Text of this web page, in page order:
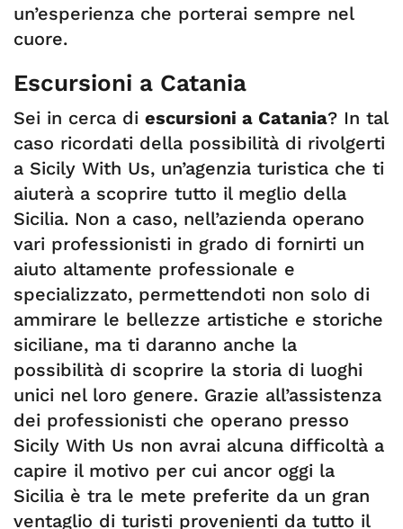
un’esperienza che porterai sempre nel
cuore.
Escursioni a Catania
Sei in cerca di escursioni a Catania? In tal
caso ricordati della possibilità di rivolgerti
a Sicily With Us, un’agenzia turistica che ti
aiuterà a scoprire tutto il meglio della
Sicilia. Non a caso, nell’azienda operano
vari professionisti in grado di fornirti un
aiuto altamente professionale e
specializzato, permettendoti non solo di
ammirare le bellezze artistiche e storiche
siciliane, ma ti daranno anche la
possibilità di scoprire la storia di luoghi
unici nel loro genere. Grazie all’assistenza
dei professionisti che operano presso
Sicily With Us non avrai alcuna difficoltà a
capire il motivo per cui ancor oggi la
Sicilia è tra le mete preferite da un gran
ventaglio di turisti provenienti da tutto il